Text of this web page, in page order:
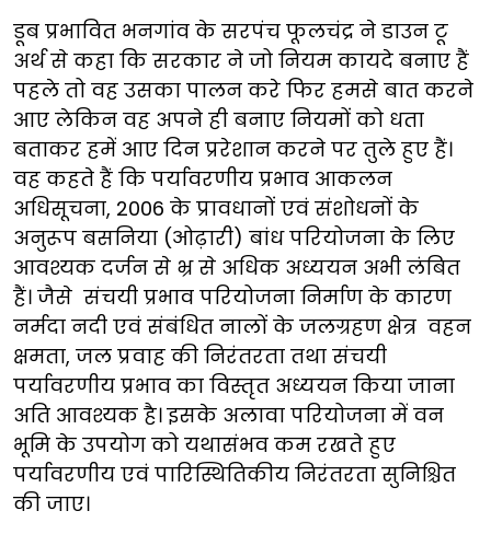
डूब प्रभावित भनगांव के सरपंच फूलचंद्र ने डाउन टू
अर्थ से कहा कि सरकार ने जो नियम कायदे बनाए हैं
पहले तो वह उसका पालन करे फिर हमसे बात करने
आए लेकिन वह अपने ही बनाए नियमों को धता
बताकर हमें आए दिन प्ररेशान करने पर तुले हुए हैं।
वह कहते हैं कि पर्यावरणीय प्रभाव आकलन
अधिसूचना, 2006 के प्रावधानों एवं संशोधनों के
अनुरूप बसनिया (ओढ़ारी) बांध परियोजना के लिए
आवश्यक दर्जन से भ्र से अधिक अध्ययन अभी लंबित
हैं। जैसे संचयी प्रभाव परियोजना निर्माण के कारण
नर्मदा नदी एवं संबंधित नालों के जलग्रहण क्षेत्र वहन
क्षमता, जल प्रवाह की निरंतरता तथा संचयी
पर्यावरणीय प्रभाव का विस्तृत अध्ययन किया जाना
अति आवश्यक है। इसके अलावा परियोजना में वन
भूमि के उपयोग को यथासंभव कम रखते हुए
पर्यावरणीय एवं पारिस्थितिकीय निरंतरता सुनिश्चित
की जाए।